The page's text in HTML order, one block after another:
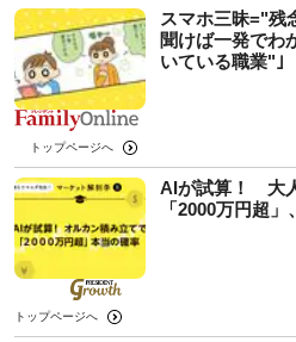
スマホ三昧="
聞けば一発でわ
いている職業"｣
トップページへ
AIが試算！ 大
「2000万円超
トップページへ